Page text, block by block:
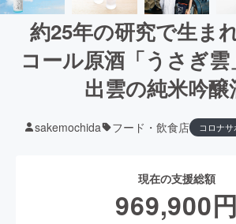
約25年の研究で生ま
コール原酒「うさぎ
出雲の純米吟
sakemochida フード・飲食店 コロナ
現在の支援総額
969,900円